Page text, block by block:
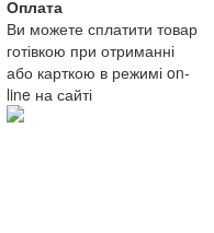
Оплата
Ви можете сплатити товар
готівкою при отриманні
або карткою в режимі on-
line на сайті